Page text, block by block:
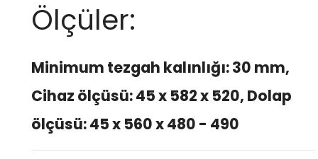
Ölçüler:
Minimum tezgah kalınlığı: 30 mm,
Cihaz ölçüsü: 45 x 582 x 520, Dolap
ölçüsü: 45 x 560 x 480 - 490